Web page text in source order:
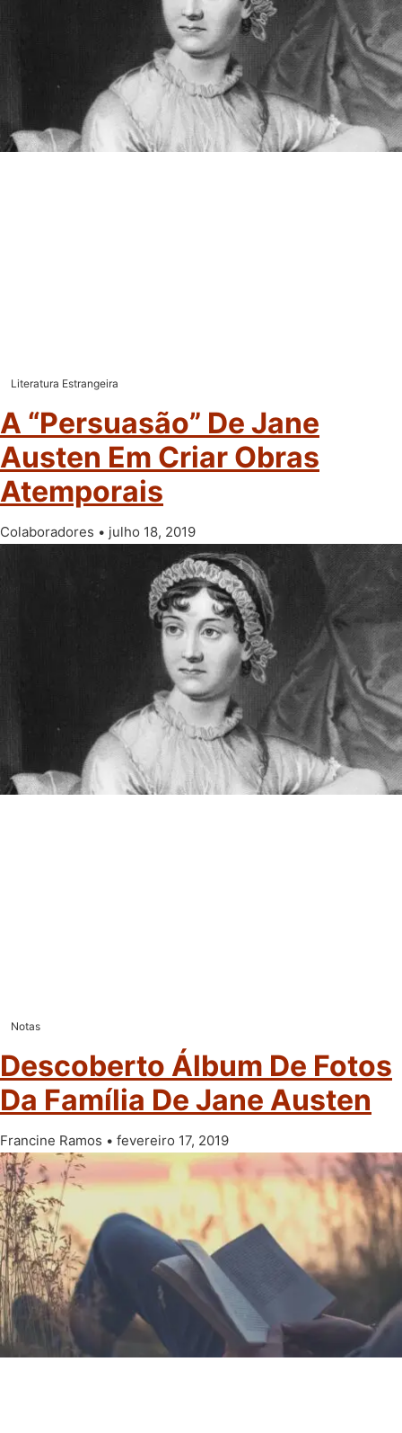
Literatura Estrangeira
A “Persuasão” De Jane
Austen Em Criar Obras
Atemporais
Colaboradores julho 18, 2019
Notas
Descoberto Álbum De Fotos
Da Família De Jane Austen
Francine Ramos fevereiro 17, 2019